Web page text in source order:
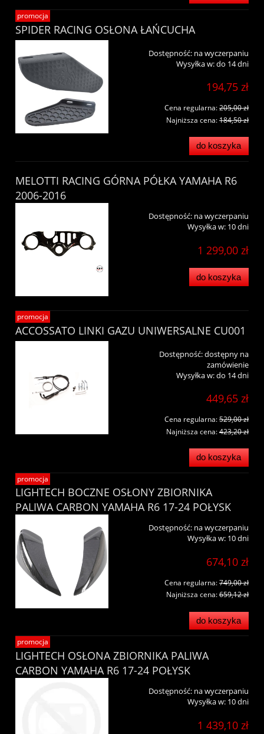
SPIDER RACING OSŁONA ŁAŃCUCHA
Dostępność: na wyczerpaniu
Wysyłka w:do 14 dni
194,75 zł
Cena regularna:205,00 zł
Najniższa cena:184,50 zł
do koszyka
promocja
MELOTTI RACING GÓRNA PÓŁKA YAMAHA R6
2006-2016
Dostępność: na wyczerpaniu
Wysyłka w: 10 dni
1 299,00 zł
do koszyka
ACCOSSATO LINKI GAZU UNIWERSALNE CU001
Dostępność:dostępny na
zamówienie
Wysyłka w:do 14 dni
449,65 zł
Cena regularna:529,00 zł
Najniższa cena:423,20 zł
do koszyka
promocja
LIGHTECH BOCZNE OSŁONY ZBIORNIKA
PALIWA CARBON YAMAHA R6 17-24 POŁYSK
Dostępność: na wyczerpaniu
Wysyłka w: 10 dni
674,10 zł
Cena regularna:749,00 zł
Najniższa cena:659,12 zł
do koszyka
promocja
LIGHTECH OSŁONA ZBIORNIKA PALIWA
CARBON YAMAHA R6 17-24 POŁYSK
Dostępność: na wyczerpaniu
Wysyłka w: 10 dni
1 439,10 zł
promocja